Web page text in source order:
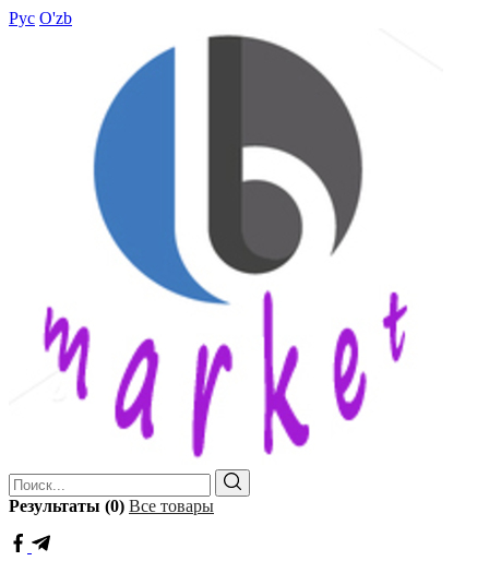
Рус O'zb
Результаты (0) Все товары